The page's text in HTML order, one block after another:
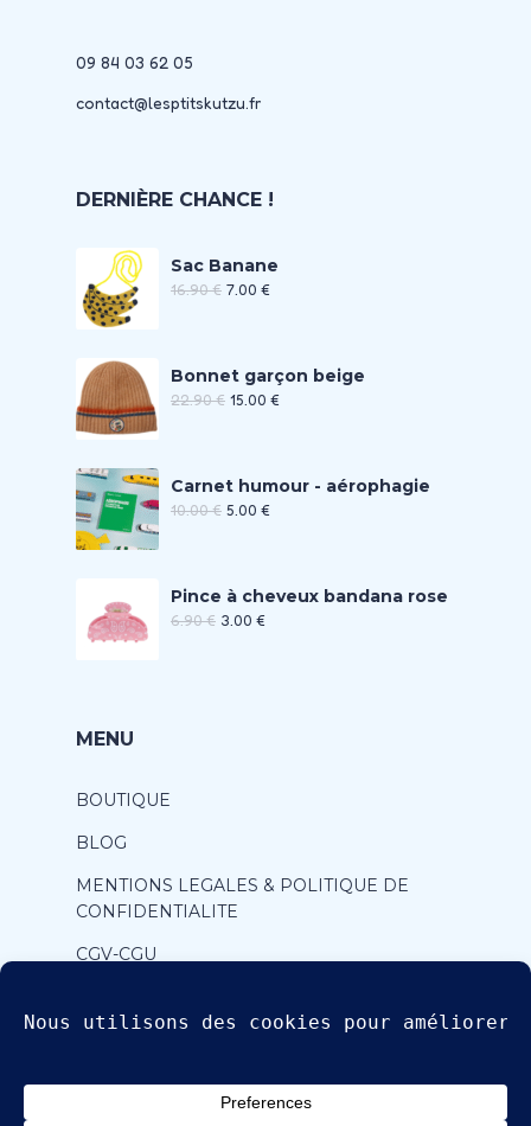
09 84 03 62 05
contact@lesptitskutzu.fr
DERNIÈRE CHANCE !
Sac Banane
16.90€ 7.00 €
Bonnet garçon beige
22.90€ 15.00 €
Carnet humour - aérophagie
10.00€ 5.00 €
Pince à cheveux bandana rose
6.90€ 3.00 €
MENU
BOUTIQUE
BLOG
MENTIONS LEGALES & POLITIQUE DE
CONFIDENTIALITE
CGV-CGU